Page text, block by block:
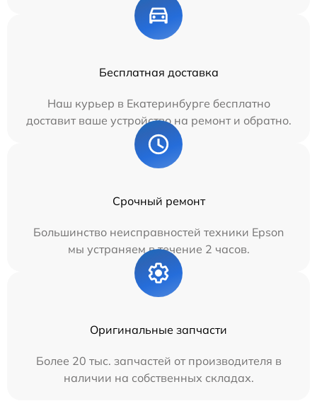
Бесплатная доставка
Наш курьер в Екатеринбурге бесплатно
доставит ваше устройство на ремонт и обратно.
Срочный ремонт
Большинство неисправностей техники Epson
мы устраняем в течение 2 часов.
Оригинальные запчасти
Более 20 тыс. запчастей от производителя в
наличии на собственных складах.